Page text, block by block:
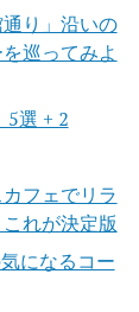
り」沿いの
巡ってみよ
5選 + 2
フェでリラ
れが決定版
になるコー